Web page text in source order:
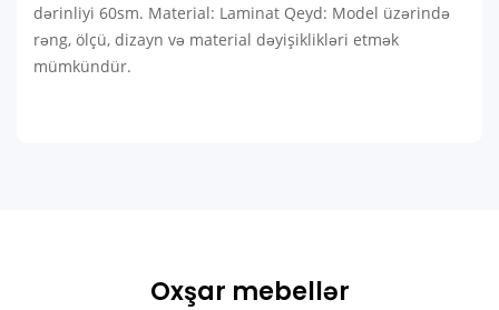
dərinliyi 60sm. Material: Laminat Qeyd: Model üzərində
rəng, ölçü, dizayn və material dəyişiklikləri etmək
mümkündür.
Oxşar mebellər